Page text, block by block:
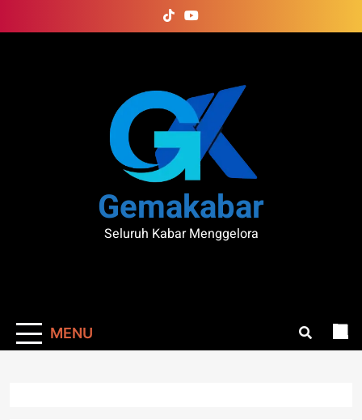
to
Gemakabar
Seluruh Kabar Menggelora
MENU